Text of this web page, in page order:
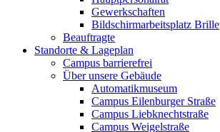
Gewerkschaften
Bildschirmarbeitsplatz Brille
Beauftragte
Standorte & Lageplan
Campus barrierefrei
Über unsere Gebäude
Automatikmuseum
Campus Eilenburger Straße
Campus Liebknechtstraße
Campus Weigelstraße